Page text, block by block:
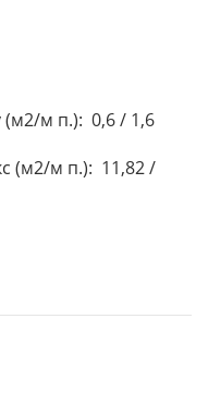
(м2/м п.): 0,6 / 1,6
(м2/м п.): 11,82 /